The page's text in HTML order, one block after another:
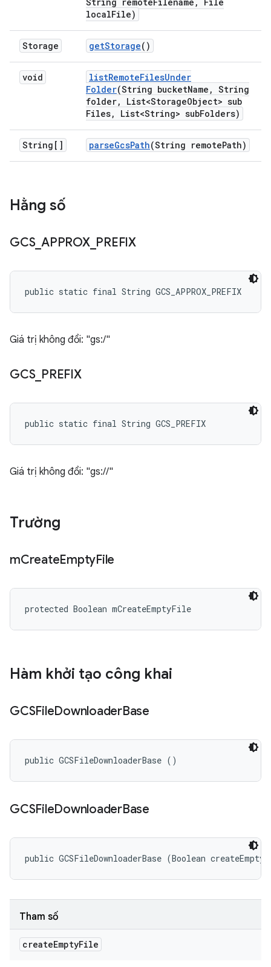
localFile)
Storage getStorage()
void listRemoteFilesUnder
Folder(String bucketName , String
folder, List<StorageObject> sub
Files, List<String> subFolders)
String[] parseGcsPath(String remotePath)
Hằng số
GCS_ APPROX_ PREFIX
public static final String GCS_APPROX_PREFIX
Giá trị không đổi: "gs:/"
GCS_ PREFIX
public static final String GCS_PREFIX
Giá trị không đổi: "gs://"
Trường
mCreateEmptyFile
protected Boolean mCreateEmptyFile
Hàm khởi tạo công khai
GCSFileDownloaderBase
public GCSFileDownloaderBase ()
GCSFileDownloaderBase
public GCSFileDownloaderBase (Boolean
Tham số
createEmptyFile